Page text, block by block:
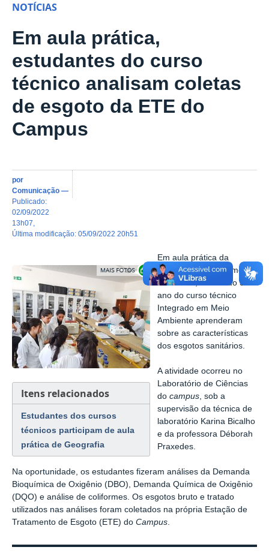
NOTÍCIAS
Em aula prática,
estudantes do curso
técnico analisam coletas
de esgoto da ETE do
Campus
por
Comunicação —
publicado:
02/09/2022
13h07
última modificação: 05/09/2022 20h51
Exibir carrossel de imagens
Itens relacionados
Estudantes dos cursos
técnicos participam de aula
prática de Geografia
Em aula prática da
disciplina de Saneamento
Ambiental, alunos do 3º
ano do curso técnico
Integrado em Meio
Ambiente aprenderam
sobre as características
dos esgotos sanitários.
A atividade ocorreu no
Laboratório de Ciências
docampus, sob a
supervisão da técnica de
laboratório Karina Bicalho
e da professora Déborah
Praxedes.
Na oportunidade, os estudantes fizeram análises da Demanda
Bioquímica de Oxigênio (DBO), Demanda Química de Oxigênio
(DQO) e análise de coliformes. Os esgotos bruto e tratado
utilizados nas análises foram coletados na própria Estação de
Tratamento de Esgoto (ETE) do Campus